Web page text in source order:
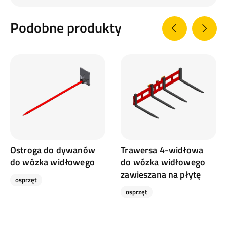
Podobne produkty
Ostroga do dywanów
do wózka widłowego
osprzęt
Trawersa 4-widłowa
do wózka widłowego
zawieszana na płytę
osprzęt